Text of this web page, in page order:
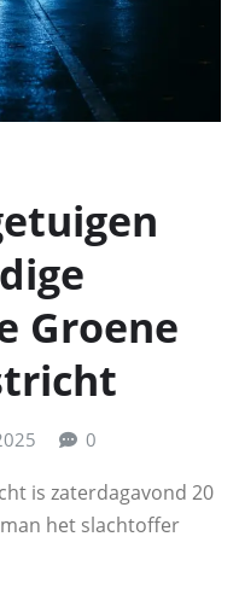
Groene
0
is zaterdagavond 20
het slachtoffer